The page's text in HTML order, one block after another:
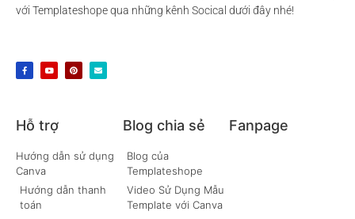
với Templateshope qua những kênh Socical dưới đây nhé!
Hỗ trợ
Hướng dẫn sử dụng
Canva
Hướng dẫn thanh
toán
Blog chia sẻ
Blog của
Templateshope
Video Sử Dụng Mẫu
Template với Canva
Fanpage